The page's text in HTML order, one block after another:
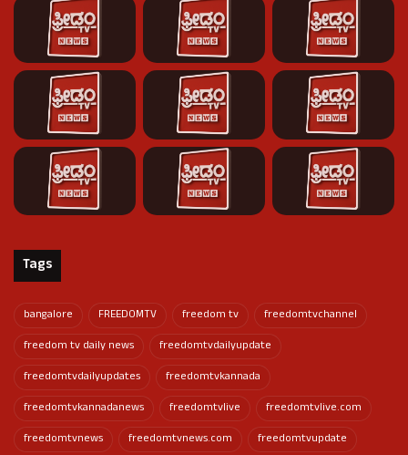
Tags
bangalore FREEDOMTV freedom tv
freedomtvchannel
freedom tv daily news
freedomtvdailyupdate
freedomtvdailyupdates
freedomtvkannada
freedomtvkannadanews
freedomtvlive
freedomtvlive.com
freedomtvnews
freedomtvnews.com
freedomtvupdate